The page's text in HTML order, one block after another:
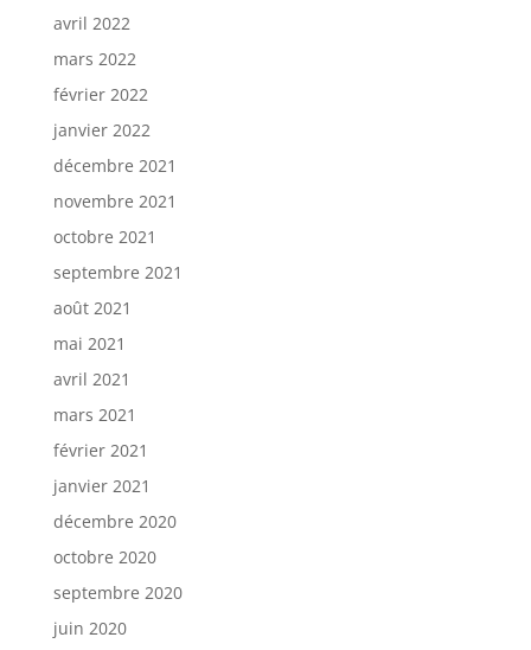
avril 2022
mars 2022
février 2022
janvier 2022
décembre 2021
novembre 2021
octobre 2021
septembre 2021
août 2021
mai 2021
avril 2021
mars 2021
février 2021
janvier 2021
décembre 2020
octobre 2020
septembre 2020
juin 2020